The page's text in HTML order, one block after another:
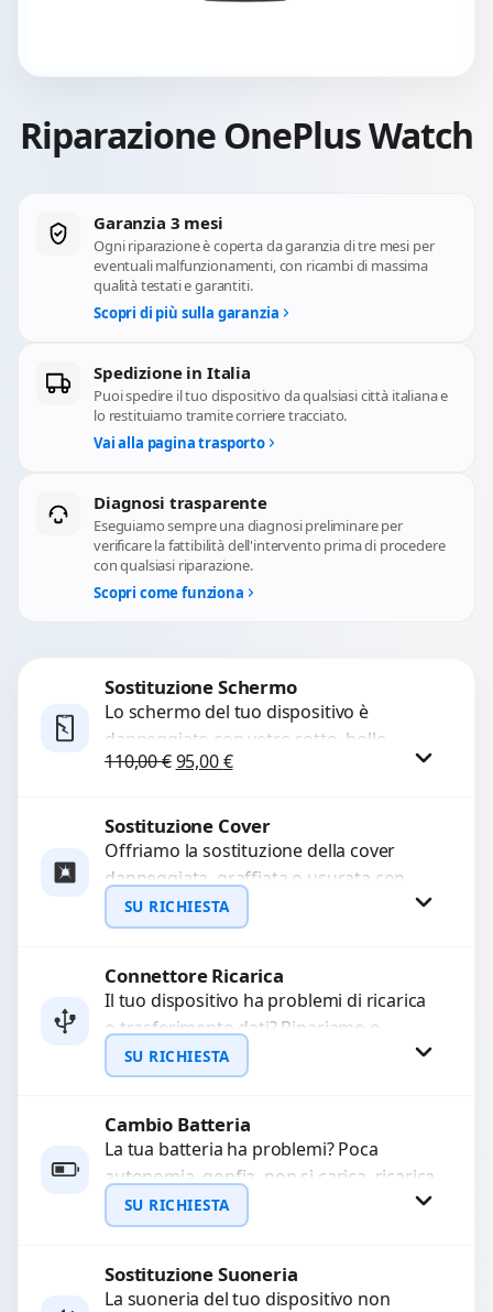
Riparazione OnePlus Watch
Garanzia 3 mesi
Ogni riparazione è coperta da garanzia di tre mesi per
eventuali malfunzionamenti, con ricambi di massima
qualità testati e garantiti.
Scopri di più sulla garanzia
Spedizione in Italia
Puoi spedire il tuo dispositivo da qualsiasi città italiana e
lo restituiamo tramite corriere tracciato.
Vai alla pagina trasporto
Diagnosi trasparente
Eseguiamo sempre una diagnosi preliminare per
verificare la fattibilità dell'intervento prima di procedere
con qualsiasi riparazione.
Scopri come funziona
Sostituzione Schermo
Lo schermo del tuo dispositivo è
danneggiato con vetro rotto, bolle,
macchie, schermo nero o pixel morti?
110,00€Il prezzo originale era: 110,00 €.
95,00€Il prezzo attuale è: 95,00 €.
Procedi
Sostituzione Cover
Offriamo la sostituzione della cover
danneggiata, graffiata o usurata con
ricambi di alta qualità e garantiti.
Ripristiniamo l’aspetto estetico e...
SU RICHIESTA
Richiedi Preventivo
WhatsApp
Connettore Ricarica
Il tuo dispositivo ha problemi di ricarica
o trasferimento dati? Ripariamo o
sostituiamo connettori di ricarica guasti,
rotti, allentati, danneggiati,...
SU RICHIESTA
Richiedi Preventivo
WhatsApp
Cambio Batteria
La tua batteria ha problemi? Poca
autonomia, gonfia, non si carica, ricarica
lenta o cicli di ricarica esauriti?
Sostituiamo la...
SU RICHIESTA
Richiedi Preventivo
Sostituzione Suoneria
La suoneria del tuo dispositivo non